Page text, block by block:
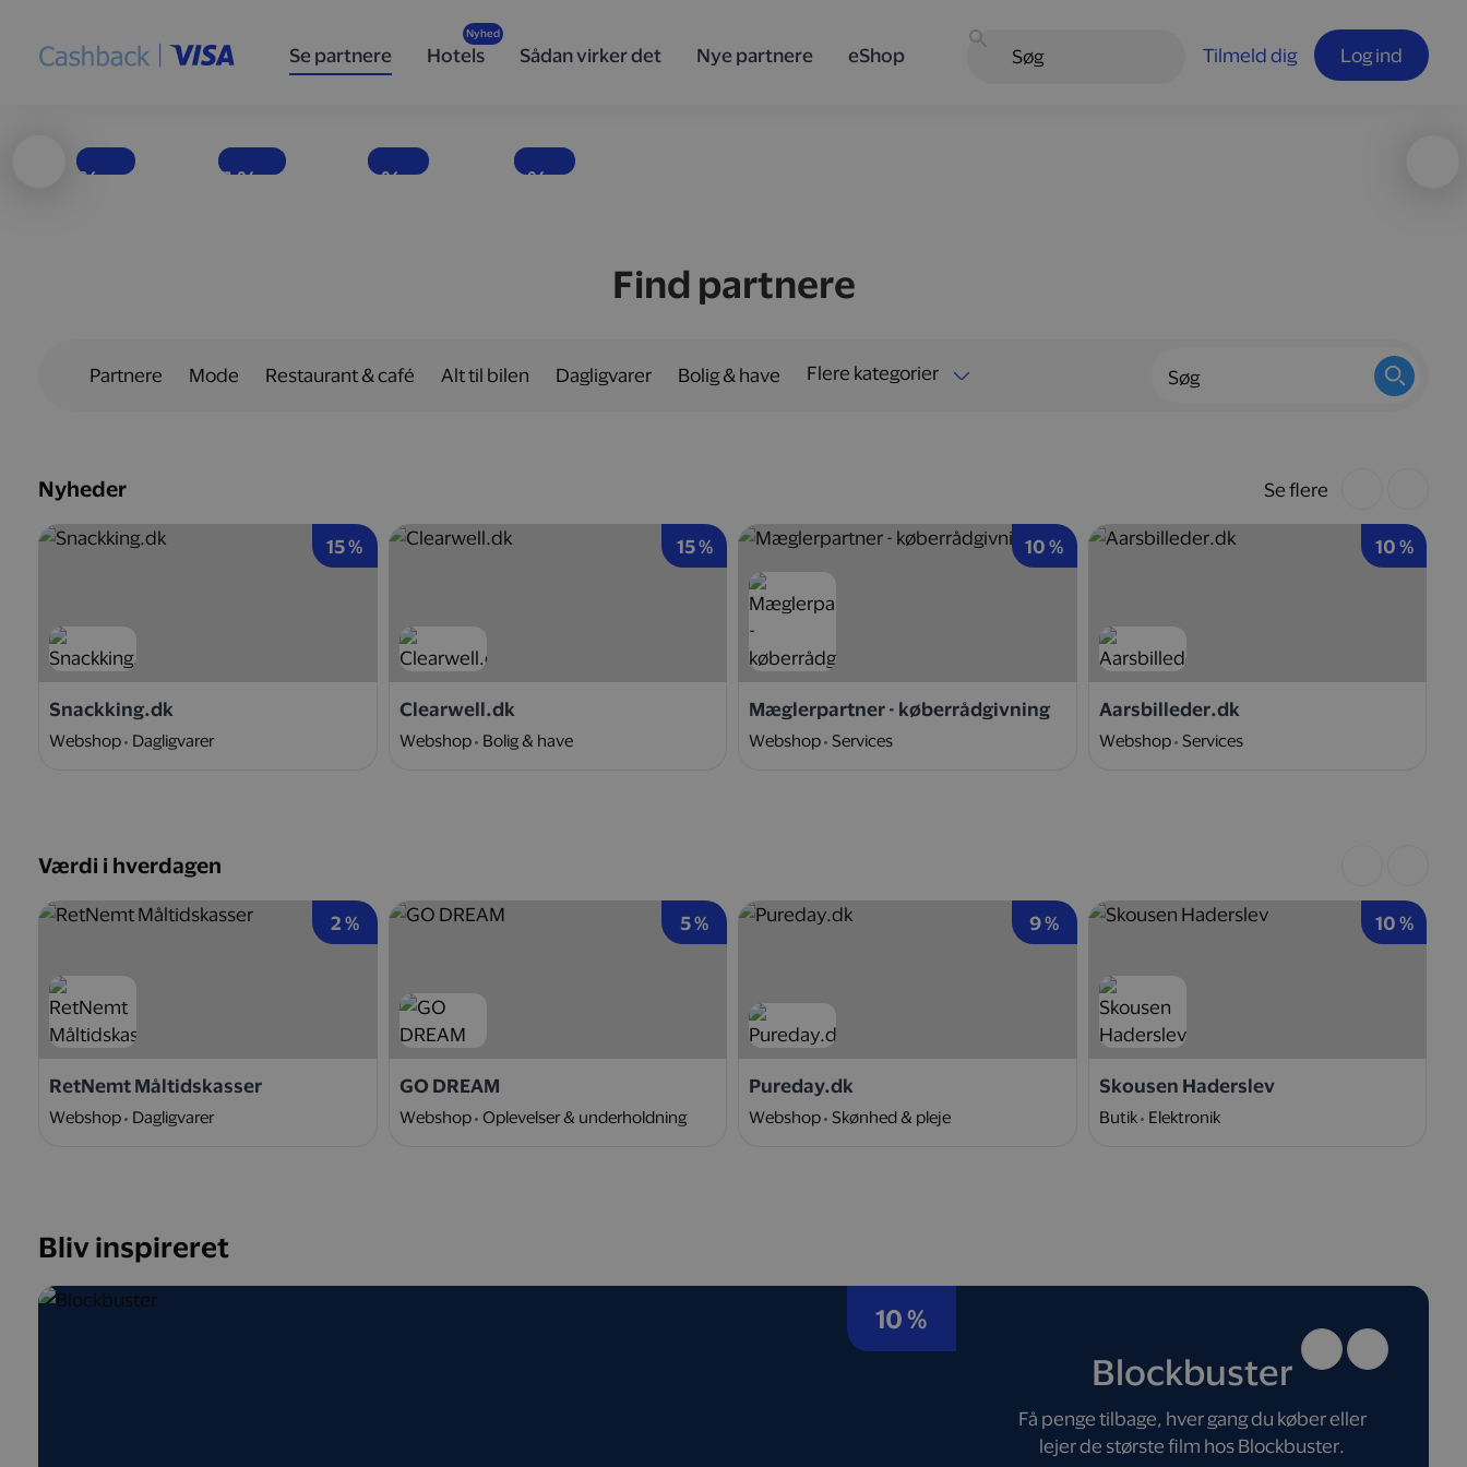
Se partnere Hotels Sådan virker det Nye partnere eShop Tilmeld dig Log ind
1 %
ydeevne
og god
15 %
velsmag
med færre
10 %
specialøl
for enhver
10 %
og design
Find partnere
Partnere Mode Restaurant & café Alt til bilen Dagligvarer Bolig & have Flere kategorier
Nyheder
15 %
Snackking.dk
Webshop Dagligvarer
15 %
Clearwell.dk
Webshop Bolig & have
10 %
Mæglerpartner - køberrådgivning
Webshop Services
10 %
Aarsbilleder.dk
Webshop Services
Se flere
Værdi i hverdagen
2 %
RetNemt Måltidskasser
Webshop Dagligvarer
5 %
GO DREAM
Webshop Oplevelser & underholdning
9 %
Pureday.dk
Webshop Skønhed & pleje
10 %
Skousen Haderslev
Butik Elektronik
Bliv inspireret
10 %
Blockbuster
Få penge tilbage, hver gang du køber eller
lejer de største film hos Blockbuster.